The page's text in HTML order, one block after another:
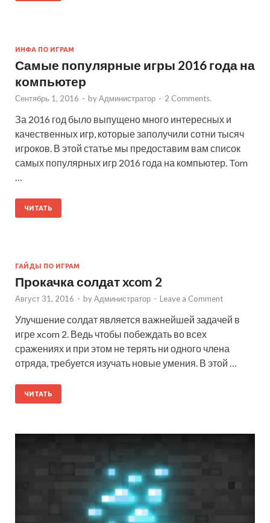
ИНФА ПО ИГРАМ
Самые популярные игры 2016 года на
компьютер
Сентябрь 1, 2016 - byАдминистратор - 2 Comments.
За 2016 год было выпущено много интересных и
качественных игр, которые заполучили сотни тысяч
игроков. В этой статье мы предоставим вам список
самых популярных игр 2016 года на компьютер. Tom
…
ЧИТАТЬ
ГАЙДЫ ПО ИГРАМ
Прокачка солдат xcom 2
Август 31, 2016 - byАдминистратор - Leave a Comment
Улучшение солдат является важнейшей задачей в
игре xcom 2. Ведь чтобы побеждать во всех
сражениях и при этом не терять ни одного члена
отряда, требуется изучать новые умения. В этой …
ЧИТАТЬ